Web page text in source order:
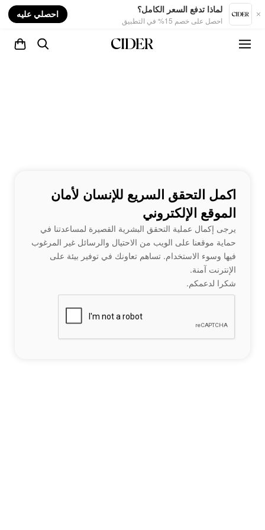
لماذا تدفع السعر الكامل؟
احصل على خصم 15% في التطبيق
احصلي عليه
اكمل التحقق السريع للإنسان لأمان
الموقع الإلكتروني
يرجى إكمال عملية التحقق البشرية القصيرة لمساعدتنا في
حماية موقعنا على الويب من الاحتيال والرسائل غير المرغوب
فيها وسوء الاستخدام. تساهم تعاونك في توفير بيئة على
الإنترنت آمنة.
شكرا لدعمكم.